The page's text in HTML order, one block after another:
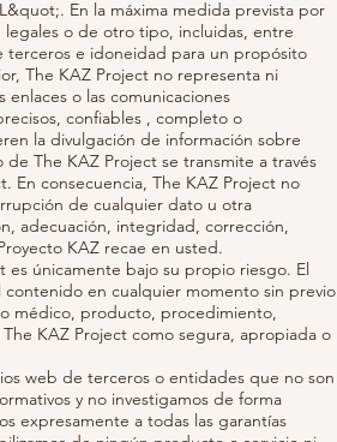
En la máxima medida prevista por
legales o de otro tipo, incluidas, entre
terceros e idoneidad para un propósito
The KAZ Project no representa ni
o las comunicaciones
confiables , completo o
la divulgación de información sobre
The KAZ Project se transmite a través
En consecuencia, The KAZ Project no
de cualquier dato u otra
adecuación, integridad, corrección,
KAZ recae en usted.
es únicamente bajo su propio riesgo. El
contenido en cualquier momento sin previo
médico, producto, procedimiento,
KAZ Project como segura, apropiada o
web de terceros o entidades que no son
y no investigamos de forma
expresamente a todas las garantías